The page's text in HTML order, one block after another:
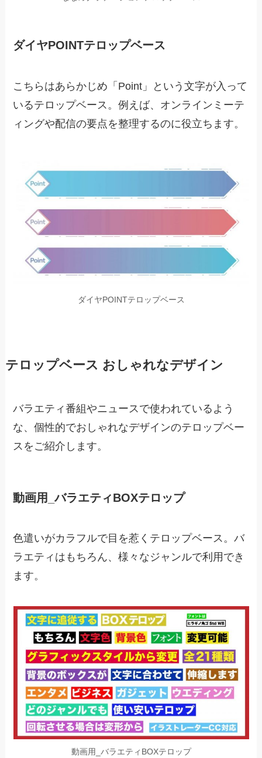
ダイヤPOINTテロップベース
こちらはあらかじめ「Point」という文字が入って
いるテロップベース。例えば、オンラインミーテ
ィングや配信の要点を整理するのに役立ちます。
ダイヤPOINTテロップベース
テロップベース おしゃれなデザイン
バラエティ番組やニュースで使われているよう
な、個性的でおしゃれなデザインのテロップベー
スをご紹介します。
動画用_バラエティBOXテロップ
色遣いがカラフルで目を惹くテロップベース。バ
ラエティはもちろん、様々なジャンルで利用でき
ます。
動画用_バラエティBOXテロップ